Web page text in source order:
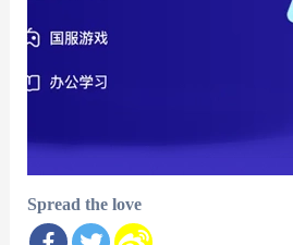
Spread the love